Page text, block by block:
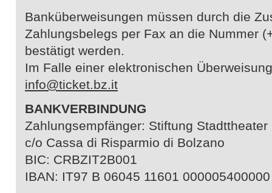
Banküberweisungen müssen durch die
Zahlungsbelegs per Fax an die Nummer
bestätigt werden.
Im Falle einer elektronischen
info@ticket.bz.it
BANKVERBINDUNG
Zahlungsempfänger: Stiftung Stadttheater
c/o Cassa di Risparmio di Bolzano
BIC: CRBZIT2B001
IBAN: IT97 B 06045 11601 000005400000